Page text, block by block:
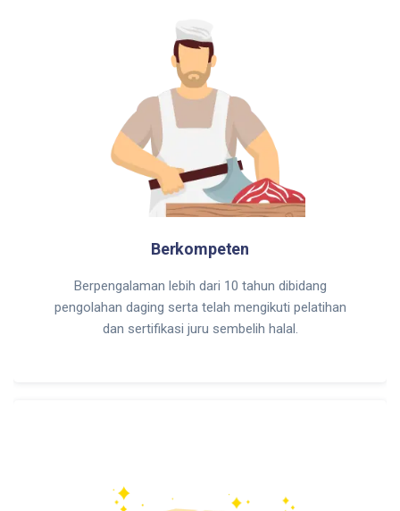
Berkompeten
Berpengalaman lebih dari 10 tahun dibidang
pengolahan daging serta telah mengikuti pelatihan
dan sertifikasi juru sembelih halal.